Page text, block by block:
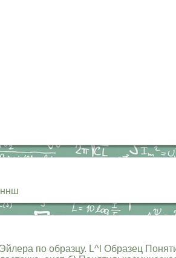
по образцу. L^l Образец